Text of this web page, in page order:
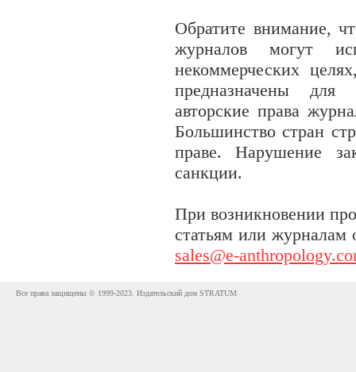
Обратите внимание,
журналов могут
некоммерческих
предназначены для
авторские права
Большинство стран
праве. Нарушение
санкции.
При возникновении
статьям или журналам
sales@e-
Все права защищены © 1999-2023. Издательский дом STRATUM